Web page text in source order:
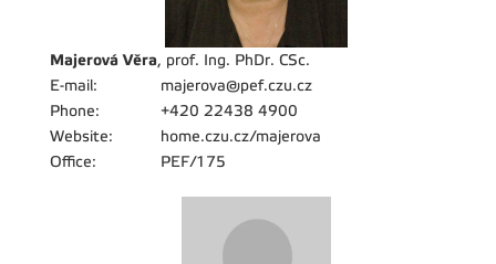
Majerová Věra, prof. Ing. PhDr. CSc.
E-mail:
majerova@pef.czu.cz
Phone:
+420 22438 4900
Website:
home.czu.cz/majerova
Office:
PEF/175